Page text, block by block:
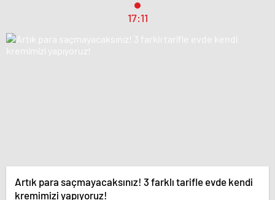
17:11
Artık para saçmayacaksınız! 3 farklı tarifle evde kendi
kremimizi yapıyoruz!